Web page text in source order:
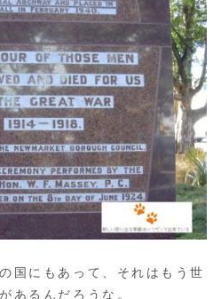
国にもあって、それはもう世
あるんだろうな。